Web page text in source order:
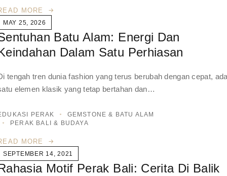
MORE
MAY 25, 2026
Batu Alam: Energi Dan
Dalam Satu Perhiasan
tengah tren dunia fashion yang terus berubah dengan cepat,
elemen klasik yang tetap bertahan dan…
PERAK
GEMSTONE & BATU ALAM
PERAK BALI & BUDAYA
MORE
SEPTEMBER 14, 2021
Motif Perak Bali: Cerita Di Balik